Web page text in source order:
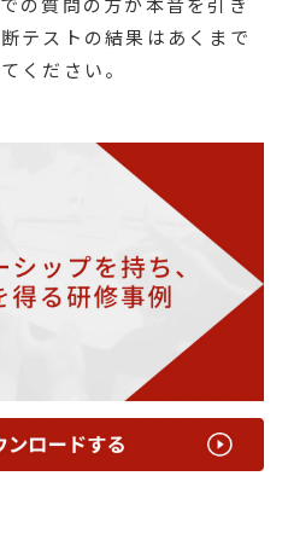
テストの結果はあくまで
ください。